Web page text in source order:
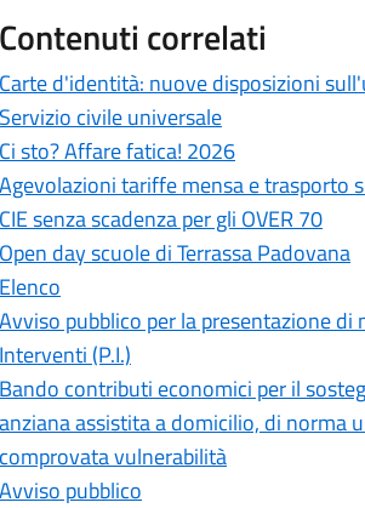
Contenuti correlati
Carte d'identità: nuove disposizioni
Servizio civile universale
Ci sto? Affare fatica! 2026
Agevolazioni tariffe mensa e trasporto
CIE senza scadenza per gli OVER 70
Open day scuole di Terrassa Padovana
Elenco
Avviso pubblico per la presentazione
Interventi (P.I.)
Bando contributi economici per il
anziana assistita a domicilio, di norma
comprovata vulnerabilità
Avviso pubblico